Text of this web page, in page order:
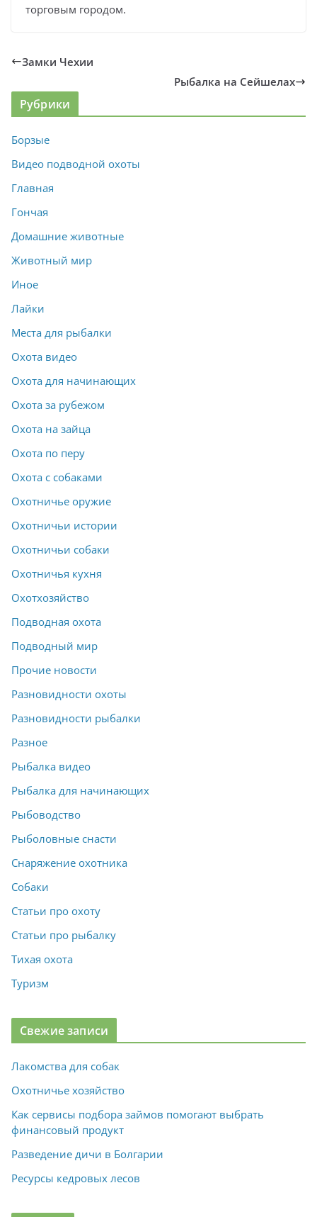
торговым городом.
Замки Чехии
Рыбалка на Сейшелах
Рубрики
Борзые
Видео подводной охоты
Главная
Гончая
Домашние животные
Животный мир
Иное
Лайки
Места для рыбалки
Охота видео
Охота для начинающих
Охота за рубежом
Охота на зайца
Охота по перу
Охота с собаками
Охотничье оружие
Охотничьи истории
Охотничьи собаки
Охотничья кухня
Охотхозяйство
Подводная охота
Подводный мир
Прочие новости
Разновидности охоты
Разновидности рыбалки
Разное
Рыбалка видео
Рыбалка для начинающих
Рыбоводство
Рыболовные снасти
Снаряжение охотника
Собаки
Статьи про охоту
Статьи про рыбалку
Тихая охота
Туризм
Свежие записи
Лакомства для собак
Охотничье хозяйство
Как сервисы подбора займов помогают выбрать
финансовый продукт
Разведение дичи в Болгарии
Ресурсы кедровых лесов